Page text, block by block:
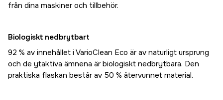
från dina maskiner och tillbehör.
Biologiskt nedbrytbart
92 % av innehållet i VarioClean Eco är av naturligt ursprung
och de ytaktiva ämnena är biologiskt nedbrytbara. Den
praktiska flaskan består av 50 % återvunnet material.